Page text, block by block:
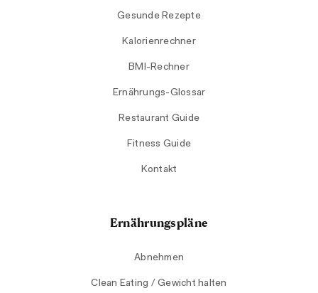
Gesunde Rezepte
Kalorienrechner
BMI-Rechner
Ernährungs-Glossar
Restaurant Guide
Fitness Guide
Kontakt
Ernährungspläne
Abnehmen
Clean Eating / Gewicht halten